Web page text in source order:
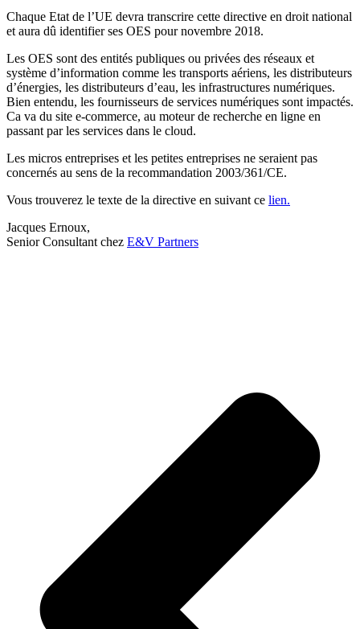
Chaque Etat de l’UE devra transcrire cette directive en droit national
et aura dû identifier ses OES pour novembre 2018.
Les OES sont des entités publiques ou privées des réseaux et
système d’information comme les transports aériens, les distributeurs
d’énergies, les distributeurs d’eau, les infrastructures numériques.
Bien entendu, les fournisseurs de services numériques sont impactés.
Ca va du site e-commerce, au moteur de recherche en ligne en
passant par les services dans le cloud.
Les micros entreprises et les petites entreprises ne seraient pas
concernés au sens de la recommandation 2003/361/CE.
Vous trouverez le texte de la directive en suivant ce lien.
Jacques Ernoux,
Senior Consultant chez E&V Partners